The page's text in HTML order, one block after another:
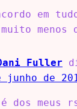
em
menos
Fuller
junho de
é dos meus